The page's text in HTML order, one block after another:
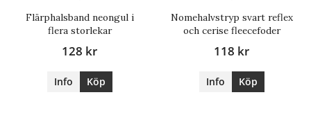
Flärphalsband neongul i
flera storlekar
128 kr
Info Köp
Nomehalvstryp svart reflex
och cerise fleecefoder
118 kr
Info Köp